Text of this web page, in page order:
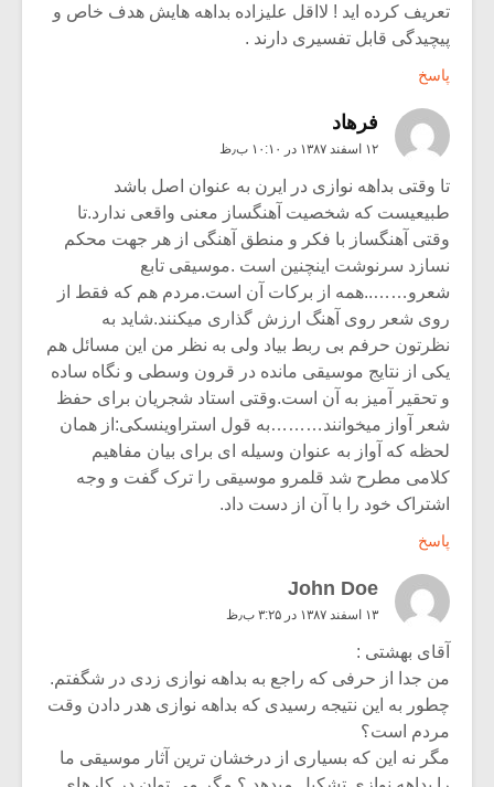
تعریف کرده اید ! لااقل علیزاده بداهه هایش هدف خاص و
پیچیدگی قابل تفسیری دارند .
پاسخ
فرهاد
۱۲ اسفند ۱۳۸۷ در ۱۰:۱۰ ب٫ظ
تا وقتی بداهه نوازی در ایرن به عنوان اصل باشد
طبیعیست که شخصیت آهنگساز معنی واقعی ندارد.تا
وقتی آهنگساز با فکر و منطق آهنگی از هر جهت محکم
نسازد سرنوشت اینچنین است .موسیقی تابع
شعرو……..همه از برکات آن است.مردم هم که فقط از
روی شعر روی آهنگ ارزش گذاری میکنند.شاید به
نظرتون حرفم بی ربط بیاد ولی به نظر من این مسائل هم
یکی از نتایج موسیقی مانده در قرون وسطی و نگاه ساده
و تحقیر آمیز به آن است.وقتی استاد شجریان برای حفظ
شعر آواز میخوانند………به قول استراوینسکی:از همان
لحظه که آواز به عنوان وسیله ای برای بیان مفاهیم
کلامی مطرح شد قلمرو موسیقی را ترک گفت و وجه
اشتراک خود را با آن از دست داد.
پاسخ
John Doe
۱۳ اسفند ۱۳۸۷ در ۳:۲۵ ب٫ظ
آقای بهشتی :
من جدا از حرفی که راجع به بداهه نوازی زدی در شگفتم.
چطور به این نتیجه رسیدی که بداهه نوازی هدر دادن وقت
مردم است؟
مگر نه این که بسیاری از درخشان ترین آثار موسیقی ما